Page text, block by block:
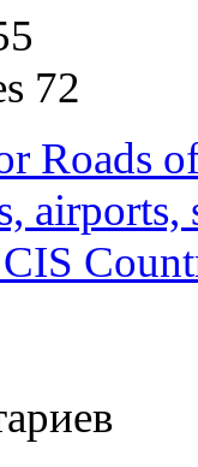
72
Roads
airports,